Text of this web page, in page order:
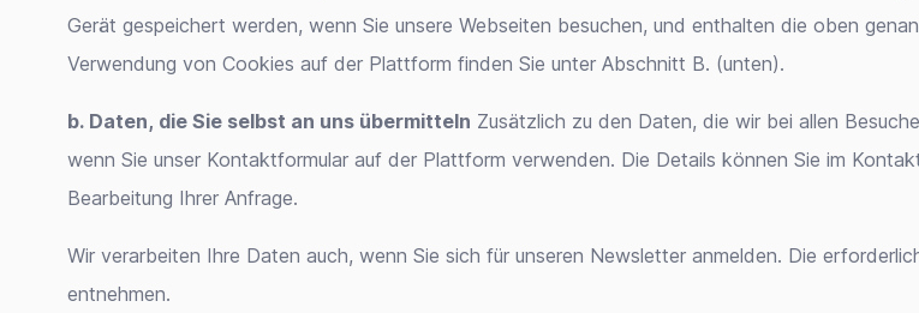
Gerät gespeichert werden, wenn Sie unsere Webseiten besuchen, und enthalten die oben
Verwendung von Cookies auf der Plattform finden Sie unter Abschnitt B. (unten).
b. Daten, die Sie selbst an uns übermitteln Zusätzlich zu den Daten, die wir bei allen
wenn Sie unser Kontaktformular auf der Plattform verwenden. Die Details können Sie im
Bearbeitung Ihrer Anfrage.
Wir verarbeiten Ihre Daten auch, wenn Sie sich für unseren Newsletter anmelden. Die
entnehmen.